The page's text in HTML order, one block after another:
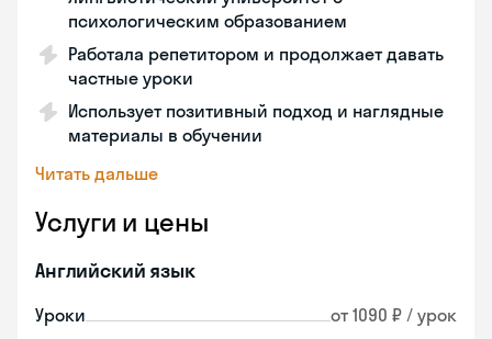
психологическим образованием
Работала репетитором и продолжает давать
частные уроки
Использует позитивный подход и наглядные
материалы в обучении
Читать дальше
Услуги и цены
Английский язык
Уроки от 1090 ₽ / урок